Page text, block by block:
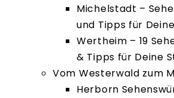
Michelstadt –
und Tipps für
Wertheim – 19
& Tipps für Deine
Vom Westerwald zum
Herborn